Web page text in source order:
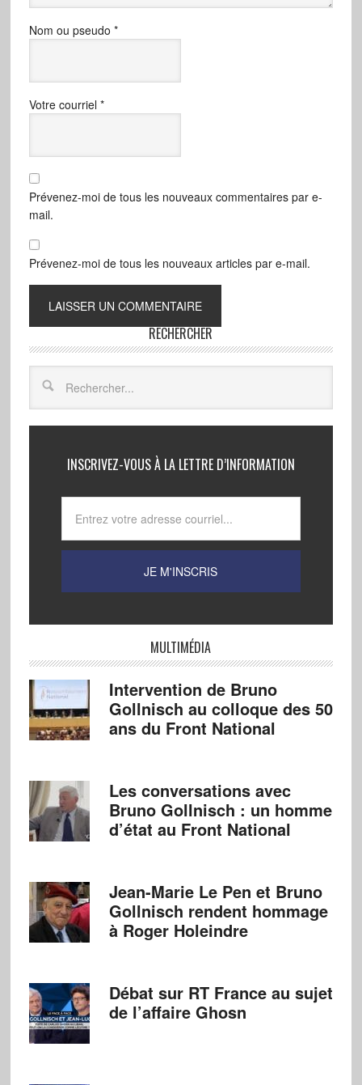
Nom ou pseudo *
Votre courriel *
Prévenez-moi de tous les nouveaux commentaires par e-
mail.
Prévenez-moi de tous les nouveaux articles par e-mail.
RECHERCHER
INSCRIVEZ-VOUS À LA LETTRE D’INFORMATION
MULTIMÉDIA
Intervention de Bruno
Gollnisch au colloque des 50
ans du Front National
Les conversations avec
Bruno Gollnisch : un homme
d’état au Front National
Jean-Marie Le Pen et Bruno
Gollnisch rendent hommage
à Roger Holeindre
Débat sur RT France au sujet
de l’affaire Ghosn